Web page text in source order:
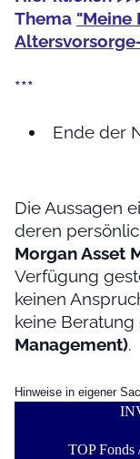
Thema "Meine
***
Ende der
Die Aussagen
deren
Morgan Asset
Verfügung
keinen
keine Beratung
Management).
Hinweise in eigener
TOP Fonds